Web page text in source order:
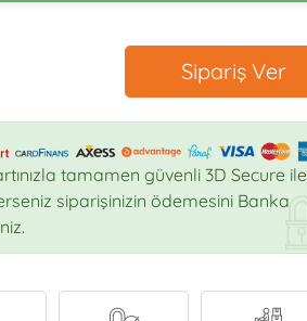
Sipariş Ver
tamamen güvenli 3D Secure ile
siparişinizin ödemesini Banka